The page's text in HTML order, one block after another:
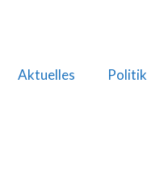
Aktuelles Politik